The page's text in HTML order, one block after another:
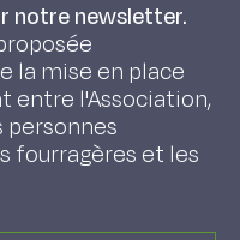
notre newsletter.
la mise en place
entre l'Association,
fourragères et les